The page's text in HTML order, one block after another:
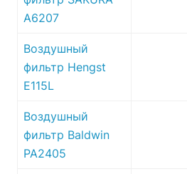
A6207
Воздушный
фильтр Hengst
E115L
Воздушный
фильтр Baldwin
PA2405